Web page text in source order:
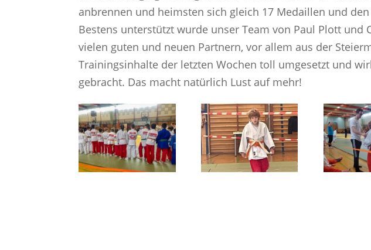
anbrennen und heimsten sich gleich 17 Medaillen und
Bestens unterstützt wurde unser Team von Paul Plott und
vielen guten und neuen Partnern, vor allem aus der
Trainingsinhalte der letzten Wochen toll umgesetzt und
gebracht. Das macht natürlich Lust auf mehr!